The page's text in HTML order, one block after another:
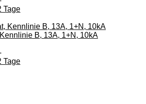
Tage
B, 13A, 1+N, 10kA
Tage